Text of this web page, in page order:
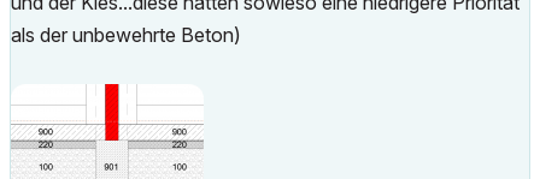
als der unbewehrte Beton)